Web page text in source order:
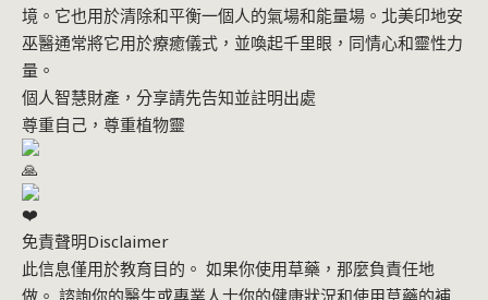
境。它也用於清除和平衡一個人的氣場和能量場。北美印地安
巫醫通常將它用於療癒儀式，並喚起千里眼，同情心和靈性力
量。
個人智慧財產，分享請先告知並註明出處
尊重自己，尊重植物靈
免責聲明Disclaimer
此信息僅用於教育目的。 如果你使用草藥，那麼負責任地
做。 諮詢你的醫生或專業人士你的健康狀況和使用草藥的補